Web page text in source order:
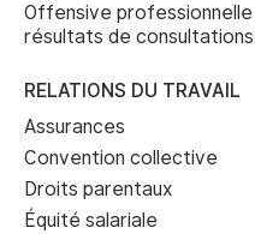
Offensive
résultats de consultations
RELATIONS DU TRAVAIL
Assurances
Convention collective
Droits parentaux
Équité salariale